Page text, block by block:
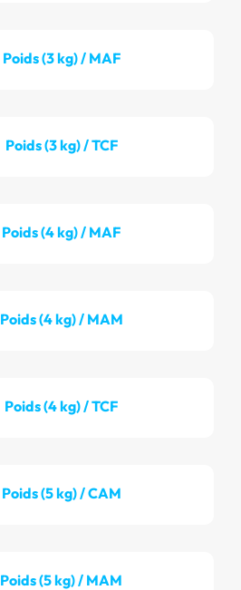
Poids (3 kg) / MAF
Poids (3 kg) / TCF
Poids (4 kg) / MAF
Poids (4 kg) / MAM
Poids (4 kg) / TCF
Poids (5 kg) / CAM
Poids (5 kg) / MAM